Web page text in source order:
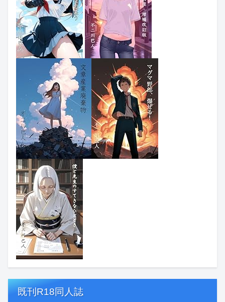
既刊R18同人誌